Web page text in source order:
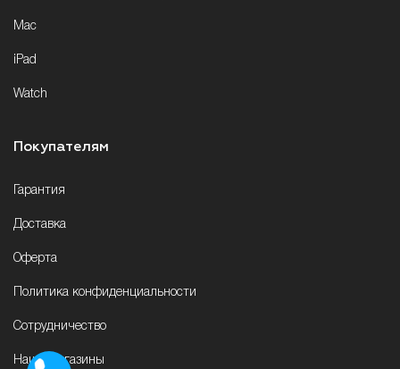
Mac
iPad
Watch
Покупателям
Гарантия
Доставка
Оферта
Политика конфиденциальности
Сотрудничество
Наши магазины